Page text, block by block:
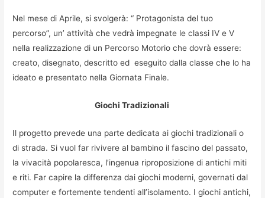
Nel mese di Aprile, si svolgerà: “ Protagonista del tuo
percorso”, un’ attività che vedrà impegnate le classi IV e V
nella realizzazione di un Percorso Motorio che dovrà essere:
creato, disegnato, descritto ed eseguito dalla classe che lo ha
ideato e presentato nella Giornata Finale.
Giochi Tradizionali
Il progetto prevede una parte dedicata ai giochi tradizionali o
di strada. Si vuol far rivivere al bambino il fascino del passato,
la vivacità popolaresca, l’ingenua riproposizione di antichi miti
e riti. Far capire la differenza dai giochi moderni, governati dal
computer e fortemente tendenti all’isolamento. I giochi antichi,